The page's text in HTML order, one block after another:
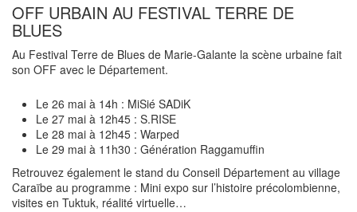
OFF URBAIN AU FESTIVAL TERRE DE
BLUES
Au Festival Terre de Blues de Marie-Galante la scène urbaine fait
son OFF avec le Département.
Le 26 mai à 14h : MiSié SADiK
Le 27 mai à 12h45 : S.RISE
Le 28 mai à 12h45 : Warped
Le 29 mai à 11h30 : Génération Raggamuffin
Retrouvez également le stand du Conseil Département au village
Caraïbe au programme : Mini expo sur l’histoire précolombienne,
visites en Tuktuk, réalité virtuelle…